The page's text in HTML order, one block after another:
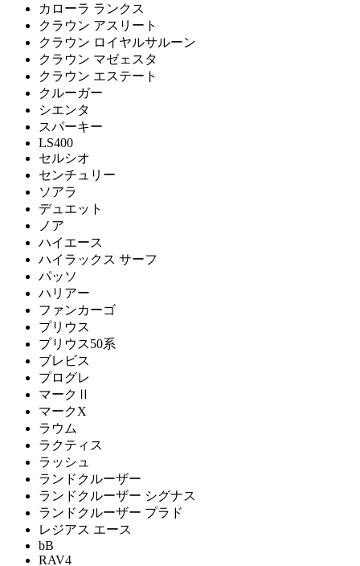
カローラ ランクス
クラウン アスリート
クラウン ロイヤルサルーン
クラウン マゼェスタ
クラウン エステート
クルーガー
シエンタ
スパーキー
LS400
セルシオ
センチュリー
ソアラ
デュエット
ノア
ハイエース
ハイラックス サーフ
パッソ
ハリアー
ファンカーゴ
プリウス
プリウス50系
ブレビス
プログレ
マークⅡ
マークX
ラウム
ラクティス
ラッシュ
ランドクルーザー
ランドクルーザー シグナス
ランドクルーザー プラド
レジアス エース
bB
RAV4